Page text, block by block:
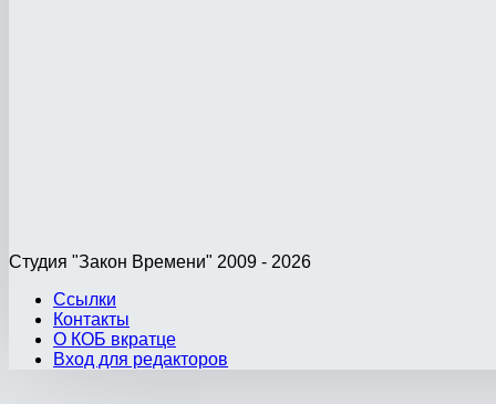
Студия "Закон Времени" 2009 - 2026
Ссылки
Контакты
О КОБ вкратце
Вход для редакторов